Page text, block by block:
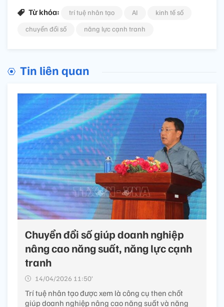
Từ khóa: trí tuệ nhân tạo AI
kinh tế số
chuyển đổi số
năng lực cạnh tranh
Tin liên quan
Chuyển đổi số giúp doanh nghiệp
nâng cao năng suất, năng lực cạnh
tranh
14/04/2026 11:50’
Trí tuệ nhân tạo được xem là công cụ then chốt
giúp doanh nghiệp nâng cao năng suất và năng